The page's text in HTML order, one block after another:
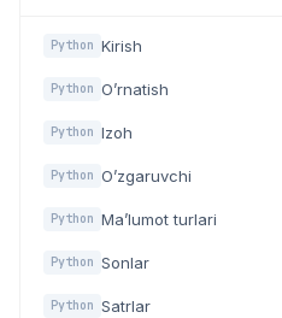
Python Kirish
Python O’rnatish
Python Izoh
Python O’zgaruvchi
Python Ma’lumot turlari
Python Sonlar
Python Satrlar